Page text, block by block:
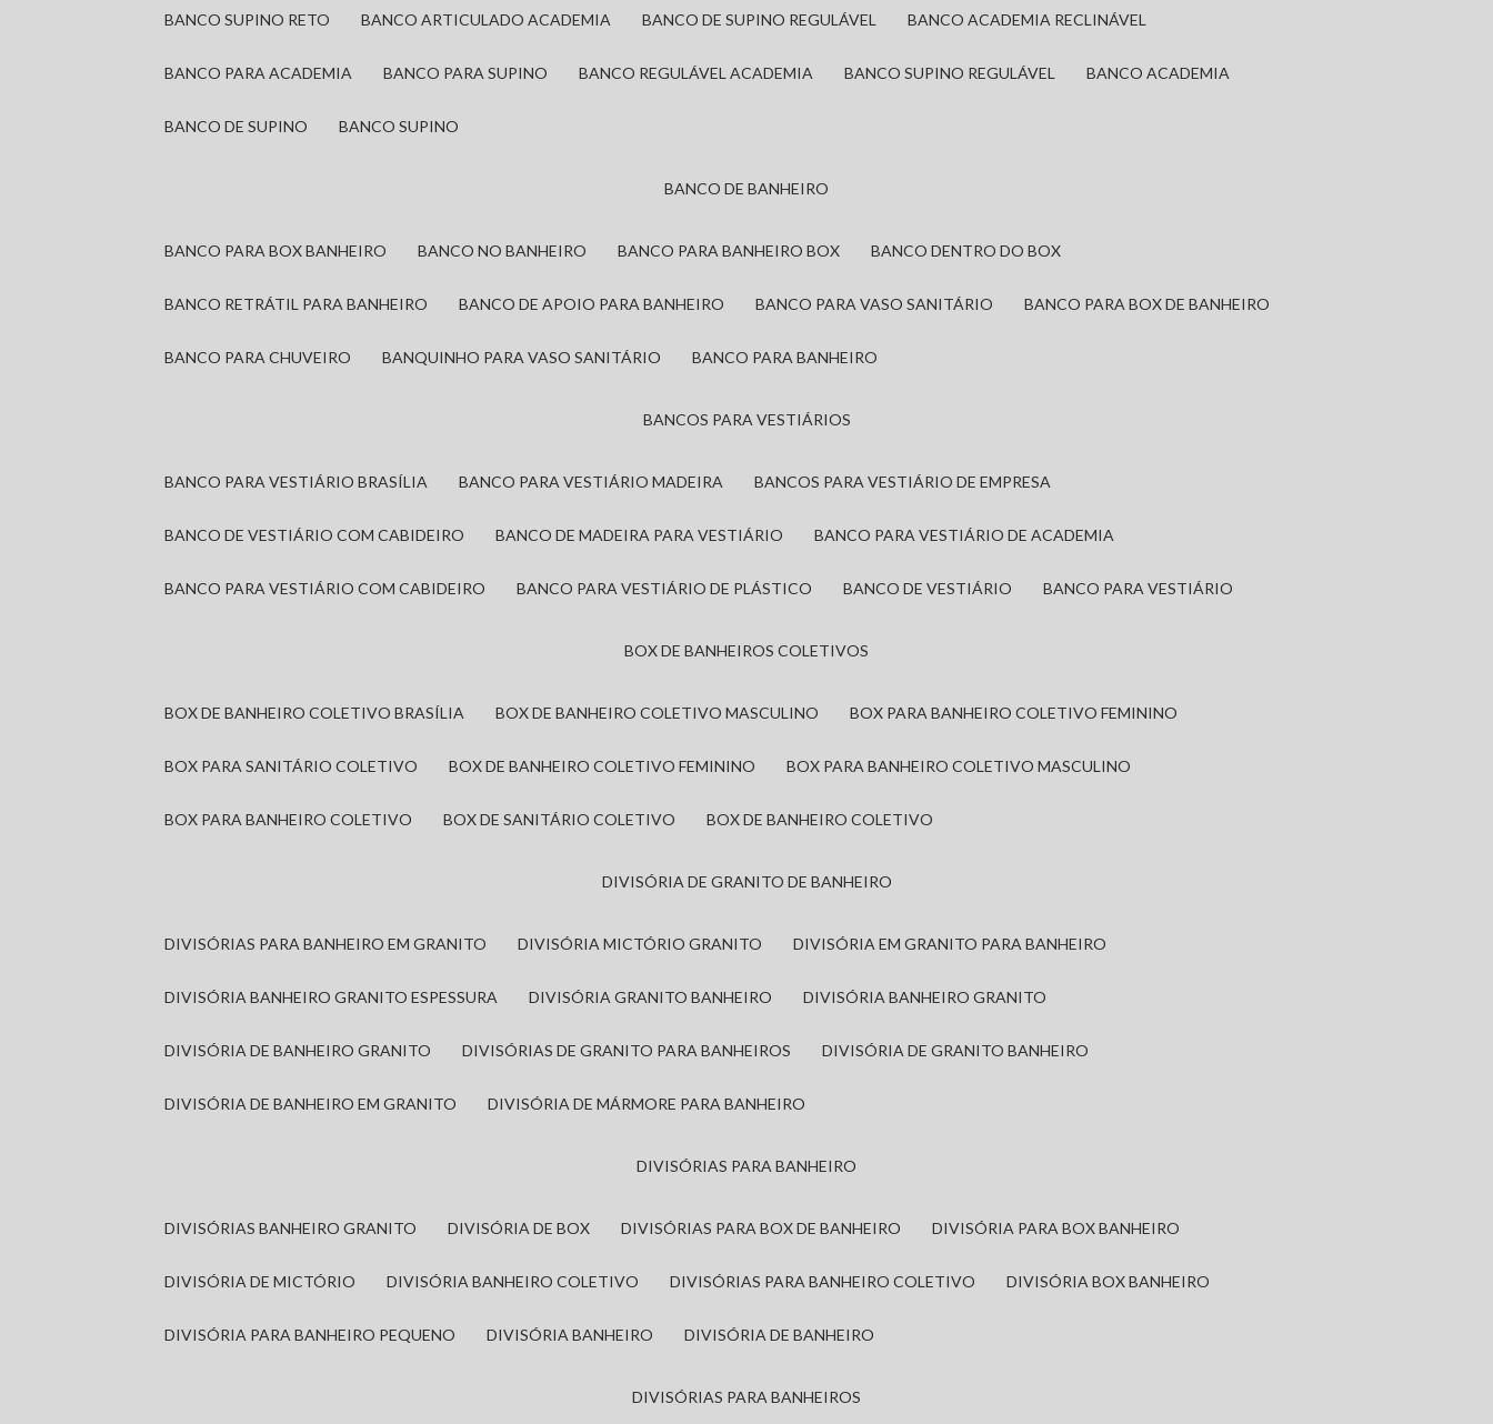
BANCO SUPINO RETO BANCO ARTICULADO ACADEMIA BANCO DE SUPINO REGULÁVEL BANCO ACADEMIA RECLINÁVEL
BANCO PARA ACADEMIA BANCO PARA SUPINO BANCO REGULÁVEL ACADEMIA BANCO SUPINO REGULÁVEL BANCO ACADEMIA
BANCO DE SUPINO BANCO SUPINO
BANCO DE BANHEIRO
BANCO PARA BOX BANHEIRO BANCO NO BANHEIRO BANCO PARA BANHEIRO BOX BANCO DENTRO DO BOX
BANCO RETRÁTIL PARA BANHEIRO BANCO DE APOIO PARA BANHEIRO BANCO PARA VASO SANITÁRIO BANCO PARA BOX DE BANHEIRO
BANCO PARA CHUVEIRO BANQUINHO PARA VASO SANITÁRIO BANCO PARA BANHEIRO
BANCOS PARA VESTIÁRIOS
BANCO PARA VESTIÁRIO BRASÍLIA BANCO PARA VESTIÁRIO MADEIRA BANCOS PARA VESTIÁRIO DE EMPRESA
BANCO DE VESTIÁRIO COM CABIDEIRO BANCO DE MADEIRA PARA VESTIÁRIO BANCO PARA VESTIÁRIO DE ACADEMIA
BANCO PARA VESTIÁRIO COM CABIDEIRO BANCO PARA VESTIÁRIO DE PLÁSTICO BANCO DE VESTIÁRIO BANCO PARA VESTIÁRIO
BOX DE BANHEIROS COLETIVOS
BOX DE BANHEIRO COLETIVO BRASÍLIA BOX DE BANHEIRO COLETIVO MASCULINO BOX PARA BANHEIRO COLETIVO FEMININO
BOX PARA SANITÁRIO COLETIVO BOX DE BANHEIRO COLETIVO FEMININO BOX PARA BANHEIRO COLETIVO MASCULINO
BOX PARA BANHEIRO COLETIVO BOX DE SANITÁRIO COLETIVO BOX DE BANHEIRO COLETIVO
DIVISÓRIA DE GRANITO DE BANHEIRO
DIVISÓRIAS PARA BANHEIRO EM GRANITO DIVISÓRIA MICTÓRIO GRANITO DIVISÓRIA EM GRANITO PARA BANHEIRO
DIVISÓRIA BANHEIRO GRANITO ESPESSURA DIVISÓRIA GRANITO BANHEIRO DIVISÓRIA BANHEIRO GRANITO
DIVISÓRIA DE BANHEIRO GRANITO DIVISÓRIAS DE GRANITO PARA BANHEIROS DIVISÓRIA DE GRANITO BANHEIRO
DIVISÓRIA DE BANHEIRO EM GRANITO DIVISÓRIA DE MÁRMORE PARA BANHEIRO
DIVISÓRIAS PARA BANHEIRO
DIVISÓRIAS BANHEIRO GRANITO DIVISÓRIA DE BOX DIVISÓRIAS PARA BOX DE BANHEIRO DIVISÓRIA PARA BOX BANHEIRO
DIVISÓRIA DE MICTÓRIO DIVISÓRIA BANHEIRO COLETIVO DIVISÓRIAS PARA BANHEIRO COLETIVO DIVISÓRIA BOX BANHEIRO
DIVISÓRIA PARA BANHEIRO PEQUENO DIVISÓRIA BANHEIRO DIVISÓRIA DE BANHEIRO
DIVISÓRIAS PARA BANHEIROS